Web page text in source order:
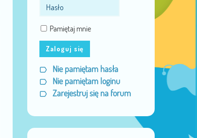
Pamiętaj mnie
Zaloguj się
Nie pamiętam hasła
Nie pamiętam loginu
Zarejestruj się na forum